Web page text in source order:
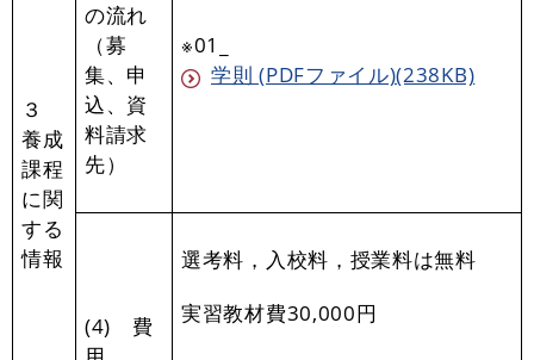
３
養成
課程
に関
する
情報
の流れ
（募
集、申
込、資
料請求
先）
※01_
学則 (PDFファイル)(238KB)
(4) 費
選考料，入校料，授業料は無料
実習教材費30,000円